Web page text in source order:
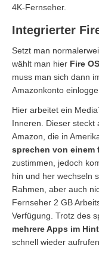
4K-Fernseher.
Integrierter
Setzt man
wählt man hier Fire
muss man sich dann
Amazonkonto
Hier arbeitet ein
Inneren. Dieser steckt
Amazon, die in
sprechen von einem
zustimmen, jedoch
hin und her wechseln
Rahmen, aber auch
Fernseher 2 GB
Verfügung. Trotz des
mehrere Apps im
schnell wieder aufrufen.